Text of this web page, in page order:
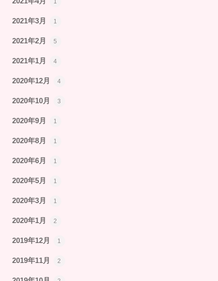
1
2021年3月 1
2021年2月 5
2021年1月 4
2020年12月 4
2020年10月 3
2020年9月 1
2020年8月 1
2020年6月 1
2020年5月 1
2020年3月 1
2020年1月 2
2019年12月 1
2019年11月 2